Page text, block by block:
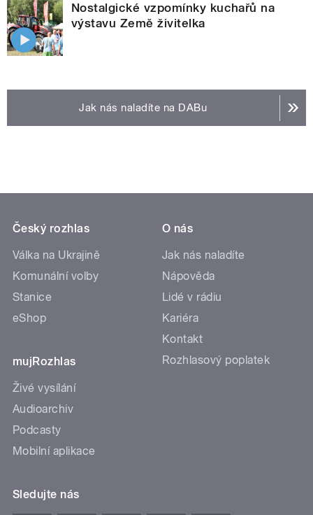
Nostalgické vzpomínky kuchařů na
výstavu Země živitelka
Jak nás naladíte na DABu
Český rozhlas
Válka na Ukrajině
Komunální volby
Stanice
eShop
mujRozhlas
Živé vysílání
Audioarchiv
Podcasty
Mobilní aplikace
O nás
Jak nás naladíte
Nápověda
Lidé v rádiu
Kariéra
Kontakt
Rozhlasový poplatek
Sledujte nás